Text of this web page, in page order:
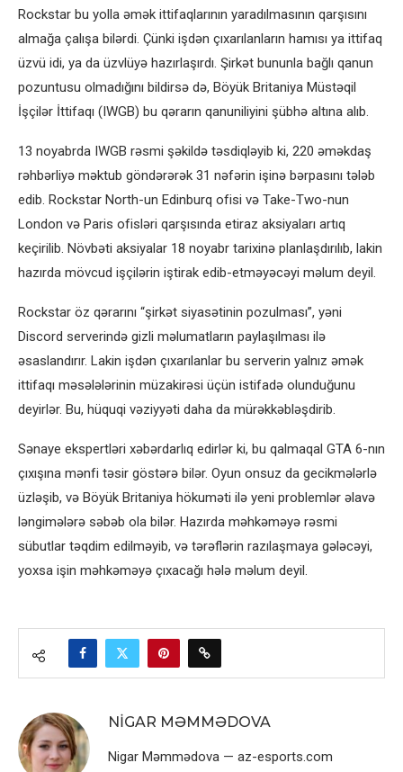
Rockstar bu yolla əmək ittifaqlarının yaradılmasının qarşısını
almağa çalışa bilərdi. Çünki işdən çıxarılanların hamısı ya ittifaq
üzvü idi, ya da üzvlüyə hazırlaşırdı. Şirkət bununla bağlı qanun
pozuntusu olmadığını bildirsə də, Böyük Britaniya Müstəqil
İşçilər İttifaqı (IWGB) bu qərarın qanuniliyini şübhə altına alıb.
13 noyabrda IWGB rəsmi şəkildə təsdiqləyib ki, 220 əməkdaş
rəhbərliyə məktub göndərərək 31 nəfərin işinə bərpasını tələb
edib. Rockstar North-un Edinburq ofisi və Take-Two-nun
London və Paris ofisləri qarşısında etiraz aksiyaları artıq
keçirilib. Növbəti aksiyalar 18 noyabr tarixinə planlaşdırılıb, lakin
hazırda mövcud işçilərin iştirak edib-etməyəcəyi məlum deyil.
Rockstar öz qərarını “şirkət siyasətinin pozulması”, yəni
Discord serverində gizli məlumatların paylaşılması ilə
əsaslandırır. Lakin işdən çıxarılanlar bu serverin yalnız əmək
ittifaqı məsələlərinin müzakirəsi üçün istifadə olunduğunu
deyirlər. Bu, hüquqi vəziyyəti daha da mürəkkəbləşdirib.
Sənaye ekspertləri xəbərdarlıq edirlər ki, bu qalmaqal GTA 6-nın
çıxışına mənfi təsir göstərə bilər. Oyun onsuz da gecikmələrlə
üzləşib, və Böyük Britaniya hökuməti ilə yeni problemlər əlavə
ləngimələrə səbəb ola bilər. Hazırda məhkəməyə rəsmi
sübutlar təqdim edilməyib, və tərəflərin razılaşmaya gələcəyi,
yoxsa işin məhkəməyə çıxacağı hələ məlum deyil.
NIGAR MƏMMƏDOVA
Nigar Məmmədova — az-esports.com